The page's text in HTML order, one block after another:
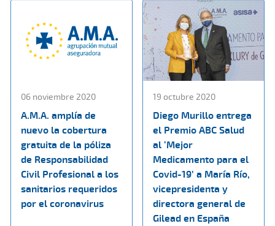
06 noviembre 2020
A.M.A. amplía de
nuevo la cobertura
gratuita de la póliza
de Responsabilidad
Civil Profesional a los
sanitarios requeridos
por el coronavirus
19 octubre 2020
Diego Murillo entrega
el Premio ABC Salud
al ‘Mejor
Medicamento para el
Covid-19’ a María Río,
vicepresidenta y
directora general de
Gilead en España